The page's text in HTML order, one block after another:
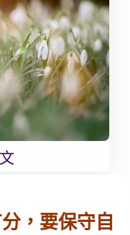
，要保守自